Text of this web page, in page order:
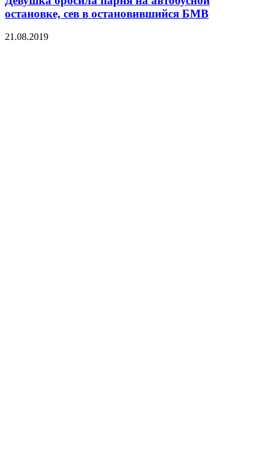
остановке, сев в остановившийся БМВ
21.08.2019